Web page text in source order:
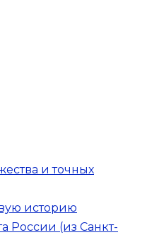
и точных
историю
России (из Санкт-